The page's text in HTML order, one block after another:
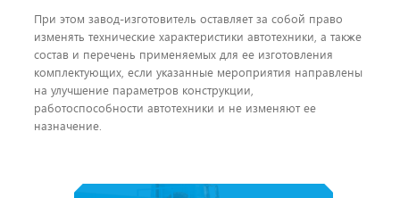
При этом завод-изготовитель оставляет за собой право
изменять технические характеристики автотехники, а также
состав и перечень применяемых для ее изготовления
комплектующих, если указанные мероприятия направлены
на улучшение параметров конструкции,
работоспособности автотехники и не изменяют ее
назначение.